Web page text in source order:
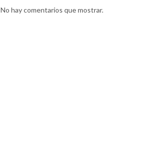
No hay comentarios que mostrar.